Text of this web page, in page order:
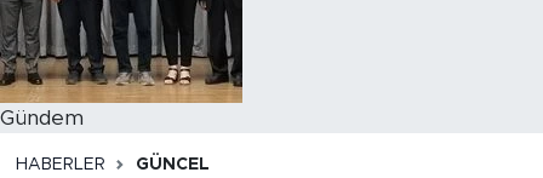
Gündem
HABERLER GÜNCEL
Spor
Turizm